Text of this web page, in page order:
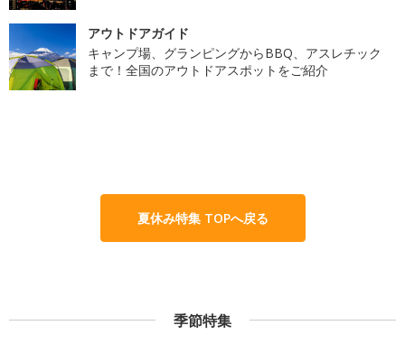
アウトドアガイド
キャンプ場、グランピングからBBQ、アスレチック
まで！全国のアウトドアスポットをご紹介
夏休み特集 TOPへ戻る
季節特集